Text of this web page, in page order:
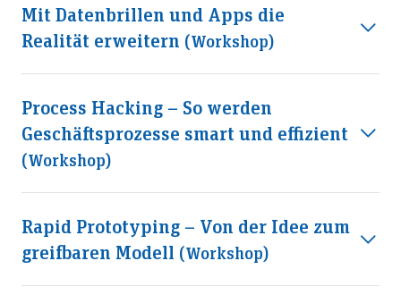
Mit Datenbrillen und Apps die
Realität erweitern (workshop)
Process Hacking – So werden
Geschäftsprozesse smart und effizient
(workshop)
Rapid Prototyping – Von der Idee zum
greifbaren Modell (workshop)